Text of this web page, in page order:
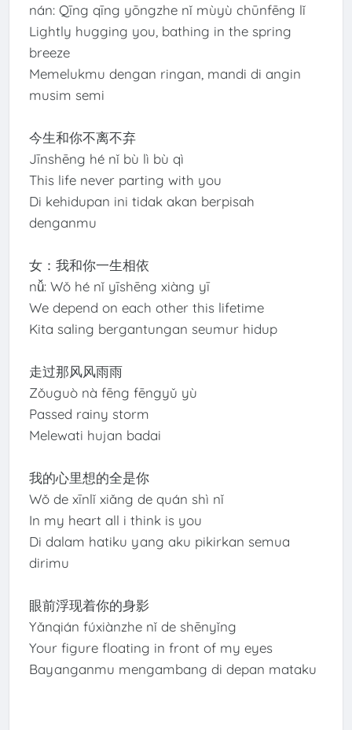
nán: Qīng qīng yōngzhe nǐ mùyù chūnfēng lǐ
Lightly hugging you, bathing in the spring
breeze
Memelukmu dengan ringan, mandi di angin
musim semi
今生和你不离不弃
Jīnshēng hé nǐ bù lì bù qì
This life never parting with you
Di kehidupan ini tidak akan berpisah
denganmu
女：我和你一生相依
nǚ: Wǒ hé nǐ yīshēng xiàng yī
We depend on each other this lifetime
Kita saling bergantungan seumur hidup
走过那风风雨雨
Zǒuguò nà fēng fēngyǔ yù
Passed rainy storm
Melewati hujan badai
我的心里想的全是你
Wǒ de xīnlǐ xiǎng de quán shì nǐ
In my heart all i think is you
Di dalam hatiku yang aku pikirkan semua
dirimu
眼前浮现着你的身影
Yǎnqián fúxiànzhe nǐ de shēnyǐng
Your figure floating in front of my eyes
Bayanganmu mengambang di depan mataku